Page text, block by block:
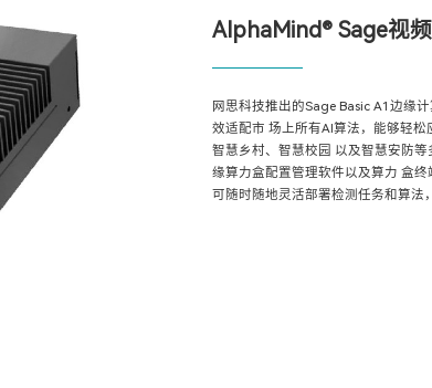
AlphaMind® Sage视
网思科技推出的Sage Basic A1边缘
效适配市 场上所有AI算法，能够轻松
智慧乡村、智慧校园 以及智慧安防
缘算力盒配置管理软件以及算力 盒
可随时随地灵活部署检测任务和算法